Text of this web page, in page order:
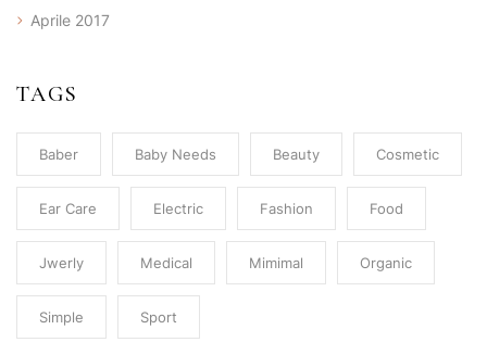
Aprile 2017
TAGS
Baber Baby Needs Beauty Cosmetic
Ear Care Electric Fashion Food
Jwerly Medical Mimimal Organic
Simple Sport